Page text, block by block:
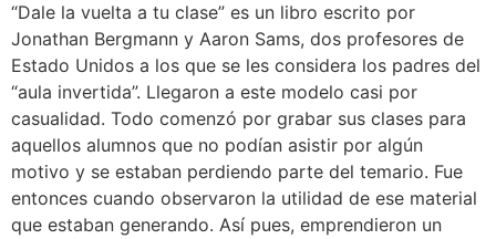
“Dale la vuelta a tu clase” es un libro escrito por
Jonathan Bergmann y Aaron Sams, dos profesores de
Estado Unidos a los que se les considera los padres del
“aula invertida”. Llegaron a este modelo casi por
casualidad. Todo comenzó por grabar sus clases para
aquellos alumnos que no podían asistir por algún
motivo y se estaban perdiendo parte del temario. Fue
entonces cuando observaron la utilidad de ese material
que estaban generando. Así pues, emprendieron un